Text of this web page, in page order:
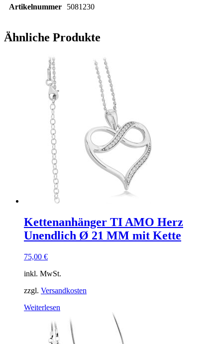
Artikelnummer 5081230
Ähnliche Produkte
Kettenanhänger TI AMO Herz
Unendlich Ø 21 MM mit Kette
75,00 €
inkl. MwSt.
zzgl. Versandkosten
Weiterlesen